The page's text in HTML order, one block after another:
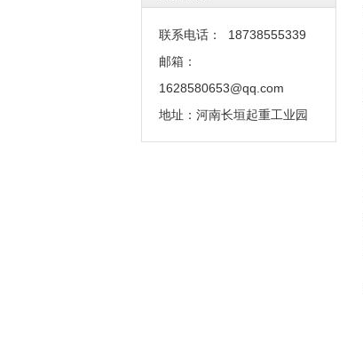
联系电话：
18738555339
邮箱：
1628580653@qq.com
地址： 河南长垣起重工业园